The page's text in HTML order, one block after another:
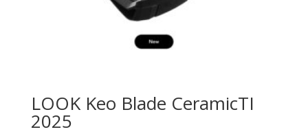
LOOK Keo Blade CeramicTI
2025